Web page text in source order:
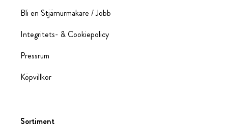
Bli en Stjärnurmakare / Jobb
Integritets- & Cookiepolicy
Pressrum
Köpvillkor
Sortiment